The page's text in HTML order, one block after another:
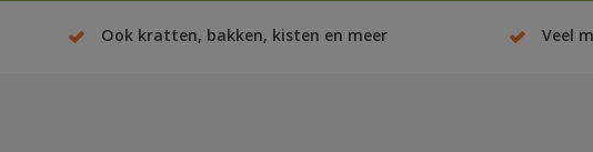
Ook kratten, bakken, kisten en meer Veel